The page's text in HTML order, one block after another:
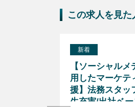
この求人を見
新着
【ソーシャル
用したマーケテ
援】法務スタッ
生充実/出社ベ